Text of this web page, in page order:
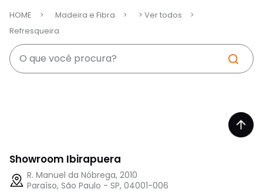
HOME Madeira e Fibra
> Ver todos
Refresqueira
Showroom Ibirapuera
R. Manuel da Nóbrega, 2010
Paraíso, São Paulo - SP, 04001-006